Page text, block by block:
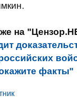
на
факты"